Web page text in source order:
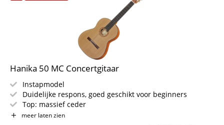
Hanika 50 MC Concertgitaar
Instapmodel
Duidelijke respons, goed geschikt voor beginners
Top: massief ceder
Bodem & Zijkanten: massief mahonie
meer laten zien